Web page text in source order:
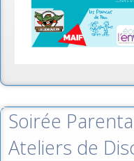
Soirée
Ateliers de